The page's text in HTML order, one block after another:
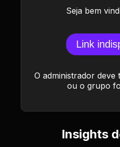
Seja bem
Link
O administrador
ou o grupo
Insights